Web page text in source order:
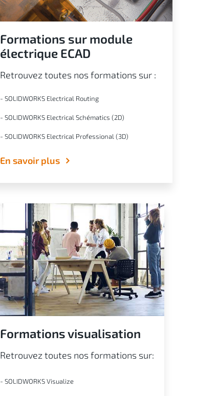
Formations sur module
électrique ECAD
Retrouvez toutes nos formations sur :
- SOLIDWORKS Electrical Routing
- SOLIDWORKS Electrical Schématics (2D)
- SOLIDWORKS Electrical Professional (3D)
En savoir plus
Formations visualisation
Retrouvez toutes nos formations sur:
- SOLIDWORKS Visualize